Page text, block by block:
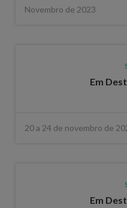
Novembro de 2023
Em
20 a 24 de novembro de
Em